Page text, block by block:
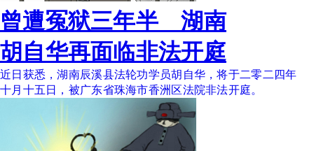
曾遭冤狱三年半 湖南
胡自华再面临非法开庭
近日获悉，湖南辰溪县法轮功学员胡自华，将于二零二四年
十月十五日，被广东省珠海市香洲区法院非法开庭。